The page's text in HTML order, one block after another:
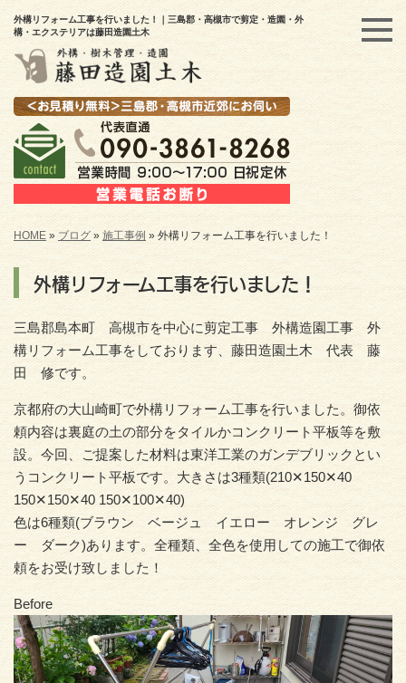
外構リフォーム工事を行いました！｜三島郡・高槻市で剪定・造園・外
構・エクステリアは藤田造園土木
HOME » ブログ » 施工事例 » 外構リフォーム工事を行いました！
外構リフォーム工事を行いました！
三島郡島本町 高槻市を中心に剪定工事 外構造園工事 外
構リフォーム工事をしております、藤田造園土木 代表 藤
田 修です。
京都府の大山崎町で外構リフォーム工事を行いました。御依
頼内容は裏庭の土の部分をタイルかコンクリート平板等を敷
設。今回、ご提案した材料は東洋工業のガンデブリックとい
うコンクリート平板です。大きさは3種類(210✕150✕40
150✕150✕40 150✕100✕40)
色は6種類(ブラウン ベージュ イエロー オレンジ グレ
ー ダーク)あります。全種類、全色を使用しての施工で御依
頼をお受け致しました！
Before